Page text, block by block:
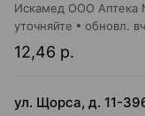
Искамед ООО Аптека
12,46 р.
уточняйте обновл.
ул. Щорса, д. 11-